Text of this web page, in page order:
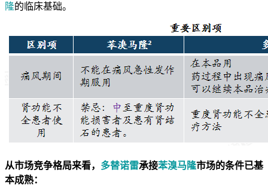
隆的临床基础。
从市场竞争格局来看， 多替诺雷承接苯溴马隆市场的条件已基
本成熟：